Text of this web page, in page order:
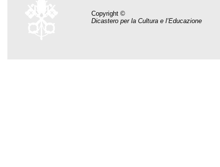
Copyright ©
Dicastero per la Cultura e l’Educazione